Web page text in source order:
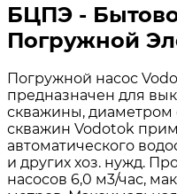
БЦПЭ -
Погружной
Погружной насос
предназначен для
скважины, диаметром
скважин Vodotok
автоматического
и других хоз. нужд.
насосов 6,0 м3/час,